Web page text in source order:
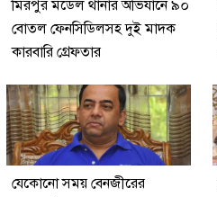
মিরপুর মডেল থানার অভিযানে ৯০
বোতল ফেনসিডিলসহ দুই মাদক
কারবারি গ্রেফতার
যেকোনো সময় বেনজীরের